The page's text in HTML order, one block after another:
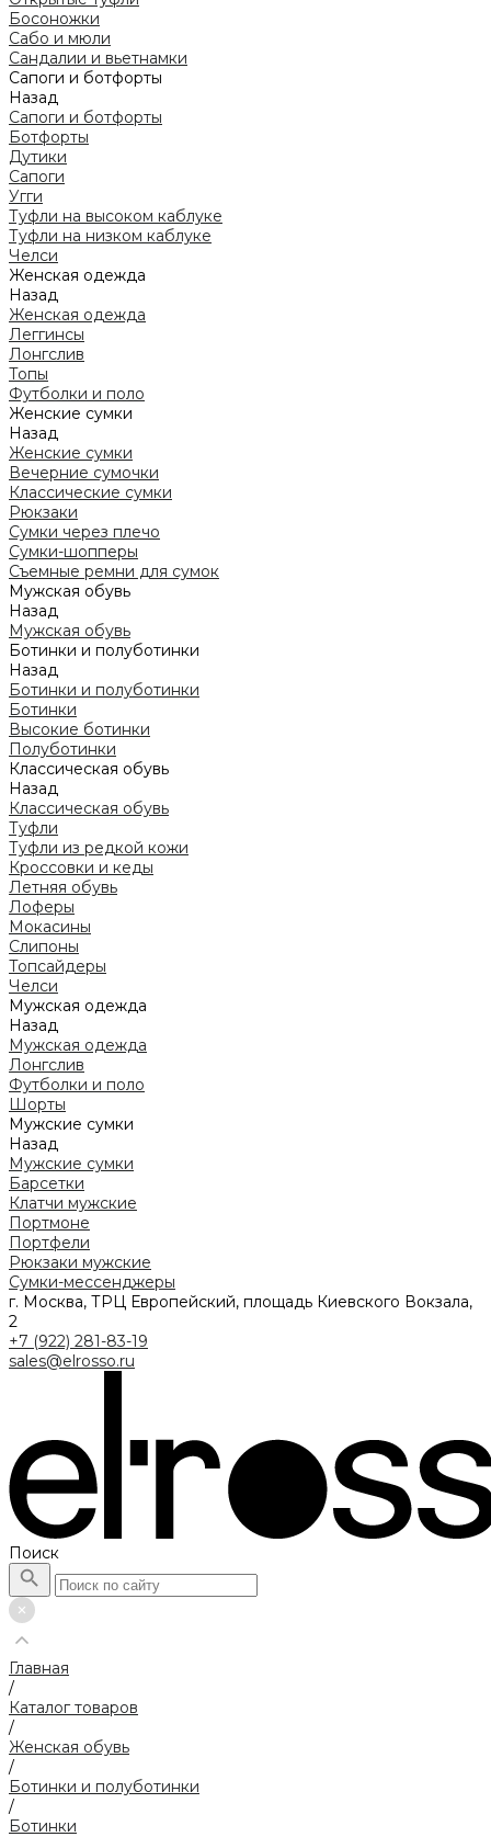
Босоножки
Сабо и мюли
Сандалии и вьетнамки
Сапоги и ботфорты
Назад
Сапоги и ботфорты
Ботфорты
Дутики
Сапоги
Угги
Туфли на высоком каблуке
Туфли на низком каблуке
Челси
Женская одежда
Назад
Женская одежда
Леггинсы
Лонгслив
Топы
Футболки и поло
Женские сумки
Назад
Женские сумки
Вечерние сумочки
Классические сумки
Рюкзаки
Сумки через плечо
Сумки-шопперы
Съемные ремни для сумок
Мужская обувь
Назад
Мужская обувь
Ботинки и полуботинки
Назад
Ботинки и полуботинки
Ботинки
Высокие ботинки
Полуботинки
Классическая обувь
Назад
Классическая обувь
Туфли
Туфли из редкой кожи
Кроссовки и кеды
Летняя обувь
Лоферы
Мокасины
Слипоны
Топсайдеры
Челси
Мужская одежда
Назад
Мужская одежда
Лонгслив
Футболки и поло
Шорты
Мужские сумки
Назад
Мужские сумки
Барсетки
Клатчи мужские
Портмоне
Портфели
Рюкзаки мужские
Сумки-мессенджеры
г. Москва, ТРЦ Европейский, площадь Киевского Вокзала,
2
+7 (922) 281-83-19
sales@elrosso.ru
Поиск
Главная
/
Каталог товаров
/
Женская обувь
/
Ботинки и полуботинки
/
Ботинки